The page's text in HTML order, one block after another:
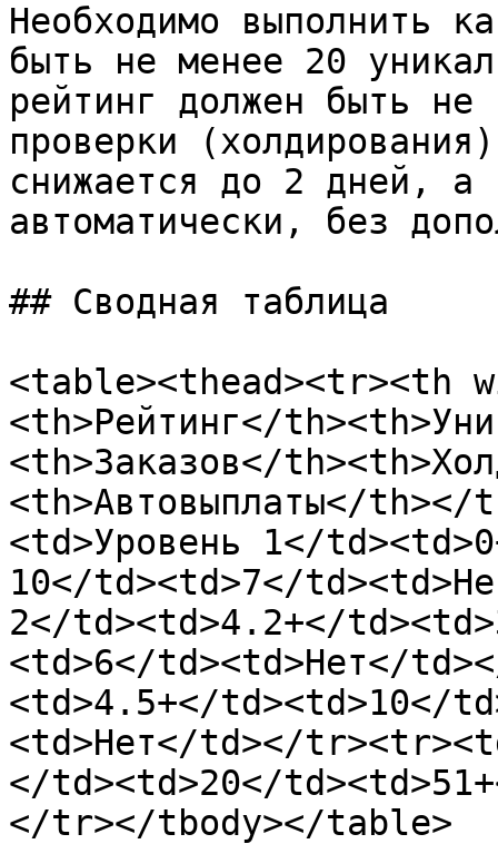
Необходимо выполнить
быть не менее 20
рейтинг должен быть
проверки
снижается до 2 дней, а
автоматически, без
## Сводная таблица
<table><thead><tr><th
<th>Рейтинг</
<th>Заказов</
<th>Автовыплаты</
<td>Уровень 1</
10</td><td>7</
2</td><td>4.2+</
<td>6</td><td>Нет</
<td>4.5+</td><td>10</
<td>Нет</td></
</td><td>20</
</tr></tbody></table>